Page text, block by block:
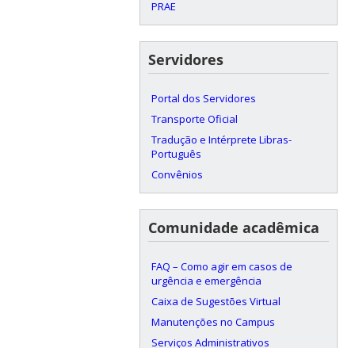
PRAE
Servidores
Portal dos Servidores
Transporte Oficial
Tradução e Intérprete Libras-
Português
Convênios
Comunidade acadêmica
FAQ – Como agir em casos de
urgência e emergência
Caixa de Sugestões Virtual
Manutenções no Campus
Serviços Administrativos